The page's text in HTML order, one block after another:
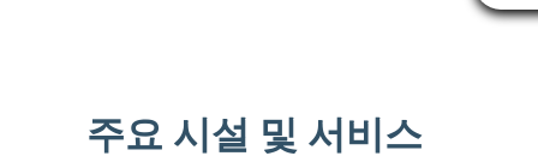
주요 시설 및 서비스